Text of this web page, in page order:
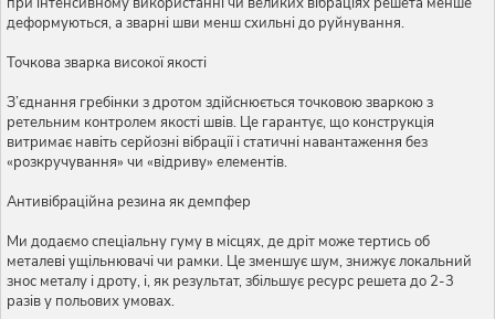
деформуються, а зварні шви менш схильні до руйнування.
Точкова зварка високої якості
З’єднання гребінки з дротом здійснюється точковою зваркою з
ретельним контролем якості швів. Це гарантує, що конструкція
витримає навіть серйозні вібрації і статичні навантаження без
«розкручування» чи «відриву» елементів.
Антивібраційна резина як демпфер
Ми додаємо спеціальну гуму в місцях, де дріт може тертись об
металеві ущільнювачі чи рамки. Це зменшує шум, знижує локальний
знос металу і дроту, і, як результат, збільшує ресурс решета до 2-3
разів у польових умовах.